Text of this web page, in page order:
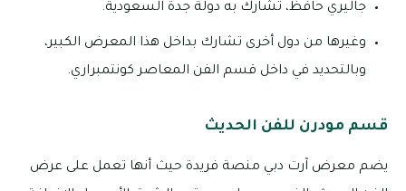
جاليري حافظ، تشارك به دولة جدة السعودية.
وغيرها من دول أخرى تشارك بداخل هذا المعرض الكبير،
وبالتحديد في داخل قسم الفن المعاصر كونتمبراري.
قسم مودرن للفن الحديث
يضم معرض آرت دبي منصة فريدة حيث أنها تعمل على عرض